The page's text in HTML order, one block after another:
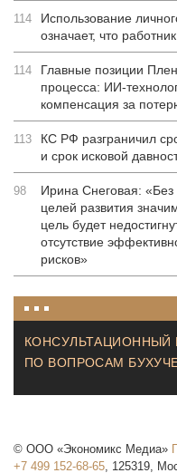
114
Использование
означает, что
114
Главные позиции
процесса: ИИ-
компенсация за
113
КС РФ разграничил
и срок исковой
98
Ирина Снеговая: «Без
целей развития
цель будет
отсутствие
рисков»
КОНСУЛЬТАЦИОННЫЙ
ПО ВОПРОСАМ
© ООО «Экономикс Медиа»
+7 499 152-68-65, 125319,